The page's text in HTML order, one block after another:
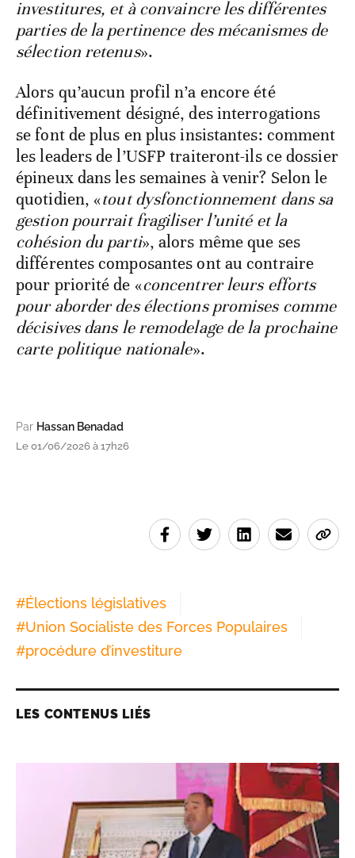
investitures, et à convaincre les différentes
parties de la pertinence des mécanismes de
sélection retenus».
Alors qu’aucun profil n’a encore été
définitivement désigné, des interrogations
se font de plus en plus insistantes: comment
les leaders de l’USFP traiteront-ils ce dossier
épineux dans les semaines à venir? Selon le
quotidien, «tout dysfonctionnement dans sa
gestion pourrait fragiliser l’unité et la
cohésion du parti», alors même que ses
différentes composantes ont au contraire
pour priorité de «concentrer leurs efforts
pour aborder des élections promises comme
décisives dans le remodelage de la prochaine
carte politique nationale».
Par Hassan Benadad
Le 01/06/2026 à 17h26
#Élections législatives
#Union Socialiste des Forces Populaires
#procédure d’investiture
LES CONTENUS LIÉS